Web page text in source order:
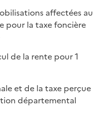
affectées au
pour la taxe foncière
de la rente pour 1
et de la taxe perçue
départemental